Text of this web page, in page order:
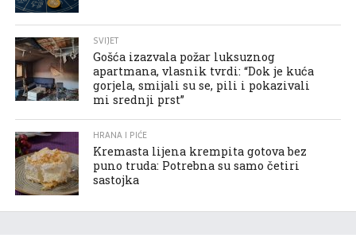
SVIJET
Gošća izazvala požar luksuznog
apartmana, vlasnik tvrdi: “Dok je kuća
gorjela, smijali su se, pili i pokazivali
mi srednji prst”
HRANA I PIĆE
Kremasta lijena krempita gotova bez
puno truda: Potrebna su samo četiri
sastojka